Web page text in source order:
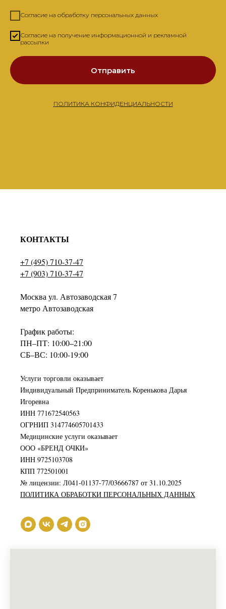
Согласие на обработку персональных данных
Согласие на получение информационной и рекламной
рассылки
Отправить
ПОЛИТИКА КОНФИДЕНЦИАЛЬНОСТИ
КОНТАКТЫ
+7 (495) 710-37-47
+7 (903) 710-37-47
Москва ул. Автозаводская 7
метро Автозаводская
График работы:
ПН–ПТ: 10:00–21:00
СБ–ВС: 10:00-19:00
Услуги торговли оказывает
Индивидуальный Предприниматель Коренькова Дарья
Игоревна
ИНН 771672540563
ОГРНИП 314774605701433
Медицинские услуги оказывает
ООО «БРЕНД ОЧКИ»
ИНН 9725103708
КПП 772501001
№ лицензии: Л041-01137-77/03666787 от 31.10.2025
ПОЛИТИКА ОБРАБОТКИ ПЕРСОНАЛЬНЫХ ДАННЫХ